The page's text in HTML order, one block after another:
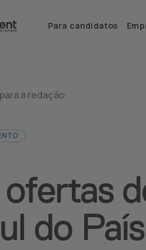
Para candidatos
do País
a redação